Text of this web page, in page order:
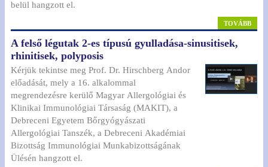
belül hangzott el.
TOVÁBB
A felső légutak 2-es típusú gyulladása-sinusitisek,
rhinitisek, polyposis
Kérjük tekintse meg Prof. Dr. Hirschberg Andor
előadását, mely a 16. alkalommal
megrendezésre kerülő Magyar Allergológiai és
Klinikai Immunológiai Társaság (MAKIT), a
Debreceni Egyetem Bőrgyógyászati
Allergológiai Tanszék, a Debreceni Akadémiai
Bizottság Immunológiai Munkabizottságának
Ülésén hangzott el.